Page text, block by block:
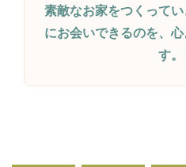
素敵なお家をつくって
にお会いできるのを、
す。